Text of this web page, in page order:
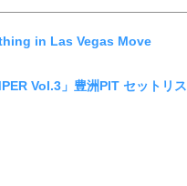
in Las Vegas Move
Vol.3」豊洲PIT セットリス